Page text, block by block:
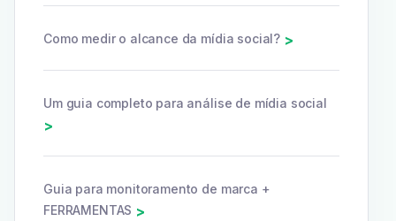
Como medir o alcance da mídia social? >
Um guia completo para análise de mídia social
>
Guia para monitoramento de marca +
FERRAMENTAS >